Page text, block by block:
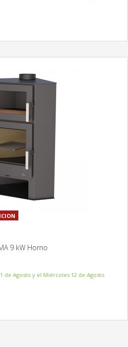
9 kW Horno
de Agosto y el Miércoles 12 de Agosto